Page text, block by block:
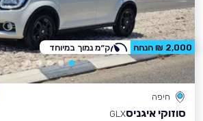
חיפה
סוזוקי איגניסGLX
2,000 ₪ הנחה ק״מ נמוך במיוחד